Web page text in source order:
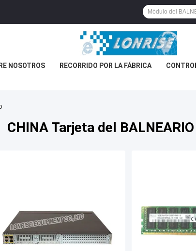
NOSOTROS RECORRIDO POR LA FÁBRICA
CHINA Tarjeta del